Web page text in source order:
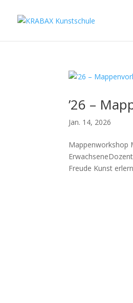
’26 –
Jan. 14, 2026
Mappenworkshop
Freude Kunst